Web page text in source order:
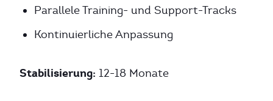
Parallele Training- und Support-Tracks
Kontinuierliche Anpassung
Stabilisierung: 12-18 Monate